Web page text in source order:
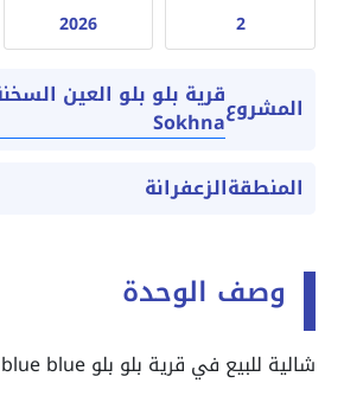
2
2026
المشروعSokhna
المنطقةالزعفرانة
وصف الوحدة
شالية للبيع في قرية بلو بلو blue blue في العين السخنة